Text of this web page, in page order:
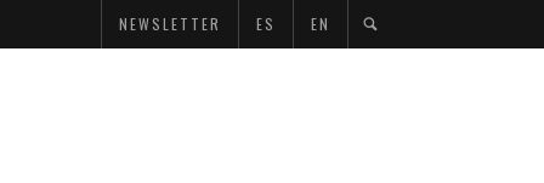
NEWSLETTER ES EN